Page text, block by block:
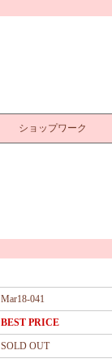
ショップワーク
Mar18-041
BEST PRICE
SOLD OUT